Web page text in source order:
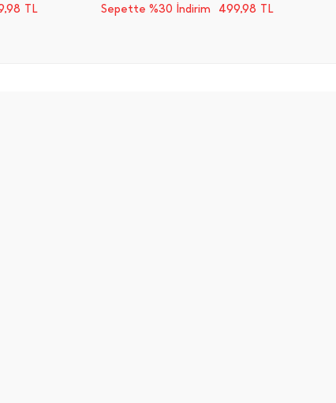
TL
Sepette %30 İndirim
499,98 TL